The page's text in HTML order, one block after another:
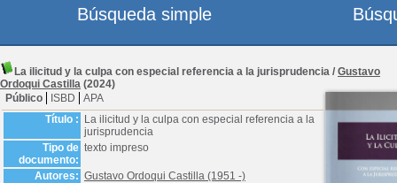
La ilicitud y la culpa con especial referencia a la jurisprudencia / Gustavo
Ordoqui Castilla (2024)
Público
ISBD
APA
Título :
La ilicitud y la culpa con especial referencia a la
jurisprudencia
Tipo de
documento:
texto impreso
Autores: Gustavo Ordoqui Castilla (1951 -)
Búsqueda simple